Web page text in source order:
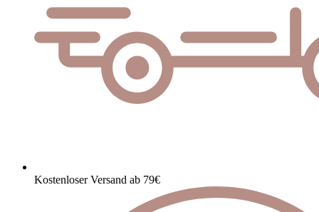
Kostenloser Versand ab 79€